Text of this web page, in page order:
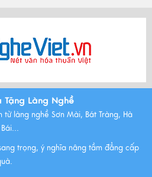
Sự Có Ý Nghĩa Như Thế Nào
Tặng Làng Nghề
từ làng nghề Sơn Mài, Bát Tràng, Hà
trọng, ý nghĩa nâng tầm đẳng cấp